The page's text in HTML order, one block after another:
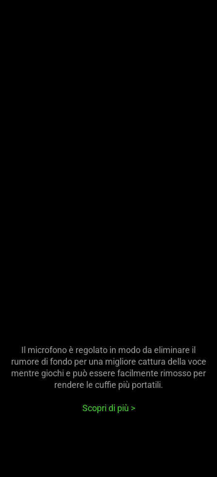
Il microfono è regolato in modo da eliminare il
rumore di fondo per una migliore cattura della voce
mentre giochi e può essere facilmente rimosso per
rendere le cuffie più portatili.
Scopri di più >